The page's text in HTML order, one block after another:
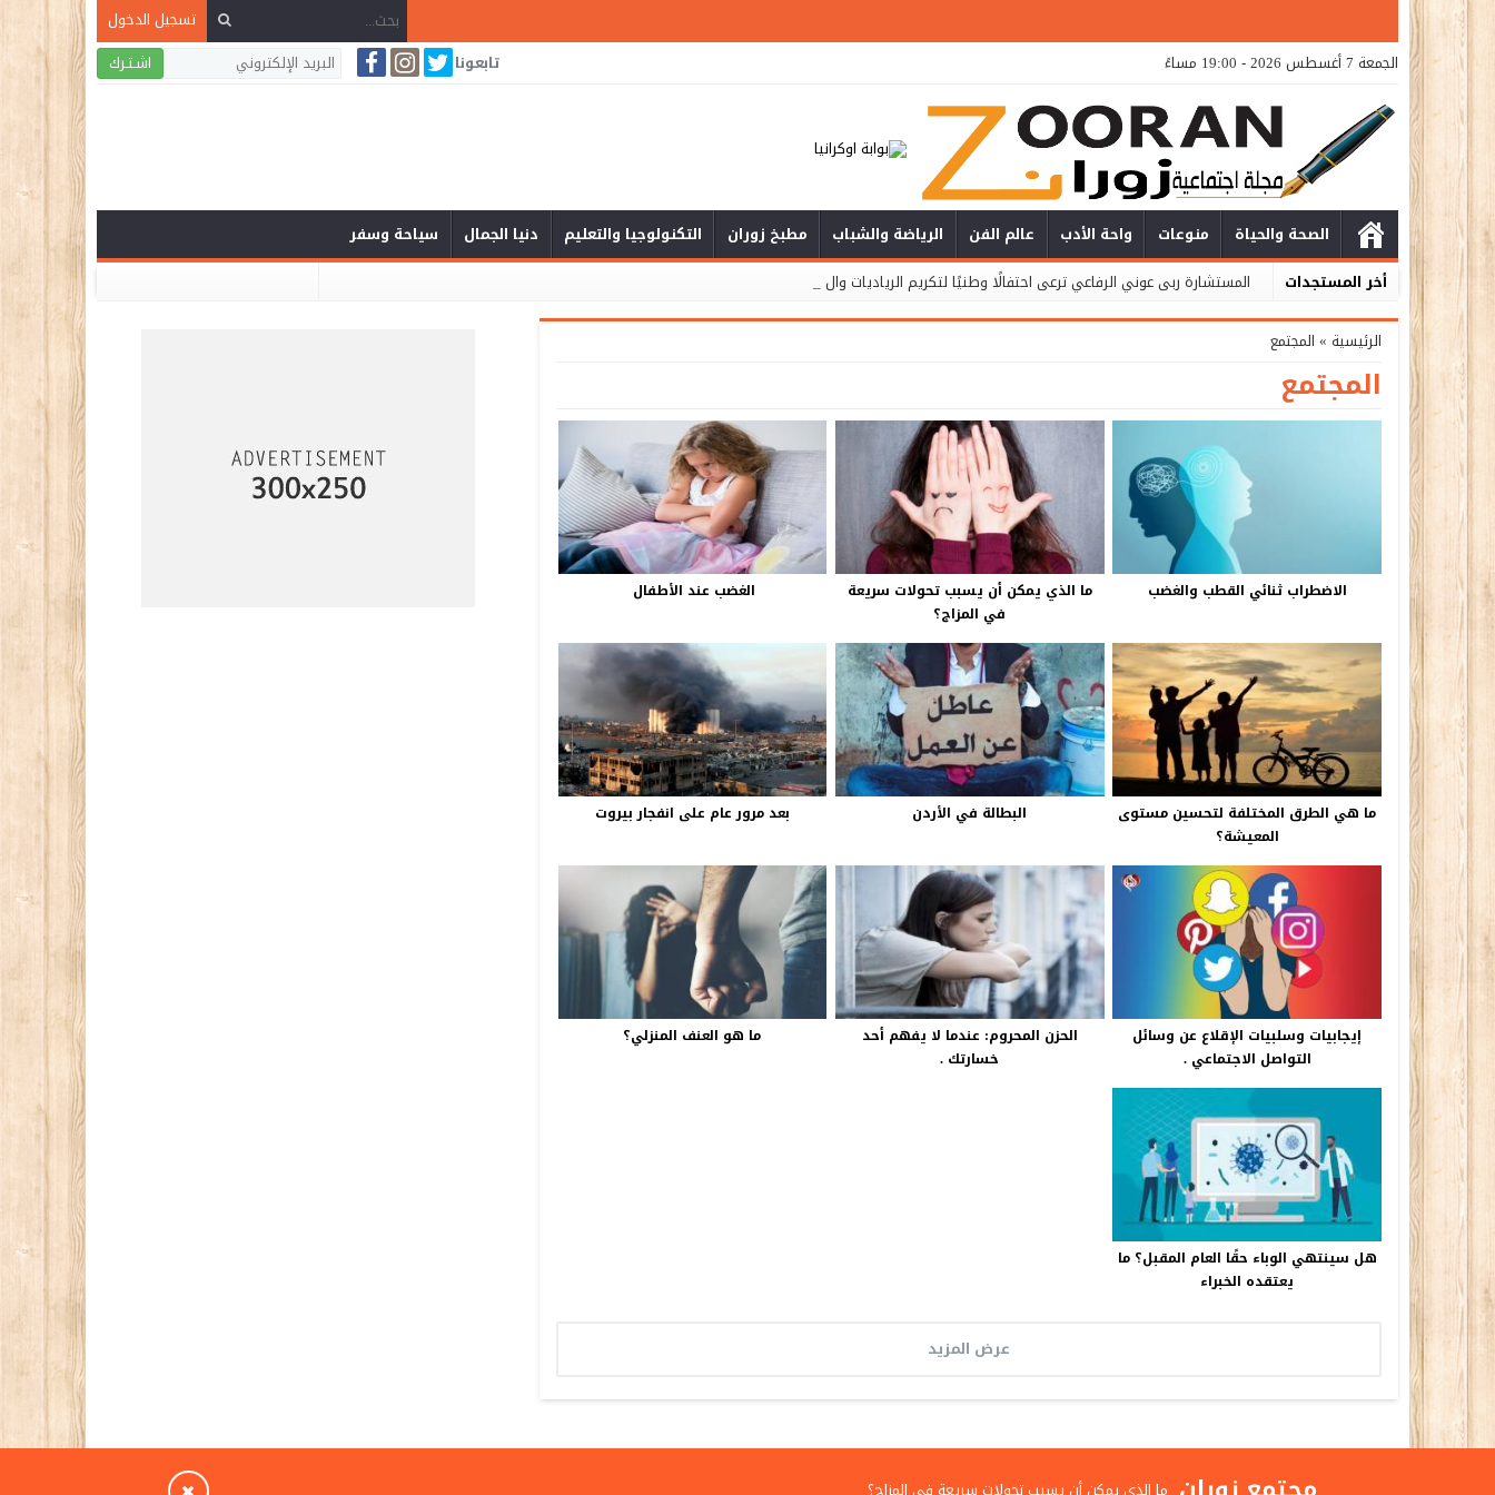
تسجيل الدخول
الجمعة 7 أغسطس 2026 - 19:00 مساءً
اشـتـرك تابعونا
الصحة والحياة منوعات واحة الأدب عالم الفن الرياضة والشباب مطبخ زوران التكنولوجيا والتعليم دنيا الجمال
سياحة وسفر
أخر المستجدات
المستشارة ربى عوني الرفاعي ترعى احتفالًا وطنيًا لتكريم الرياديات والعسكريات _
الرئيسية » المجتمع
المجتمع
الاضطراب ثنائي القطب والغضب
ما الذي يمكن أن يسبب تحولات سريعة
في المزاج؟
الغضب عند الأطفال
ما هي الطرق المختلفة لتحسين مستوى
المعيشة؟
البطالة في الأردن بعد مرور عام على انفجار بيروت
إيجابيات وسلبيات الإقلاع عن وسائل
التواصل الاجتماعي .
الحزن المحروم: عندما لا يفهم أحد
خسارتك .
ما هو العنف المنزلي؟
هل سينتهي الوباء حقًا العام المقبل؟ ما
يعتقده الخبراء
عرض المزيد